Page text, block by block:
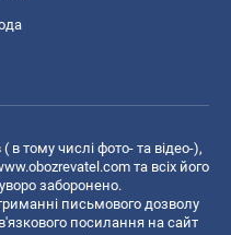
в тому числі фото- та відео-),
та всіх його
заборонено.
письмового дозволу
посилання на сайт